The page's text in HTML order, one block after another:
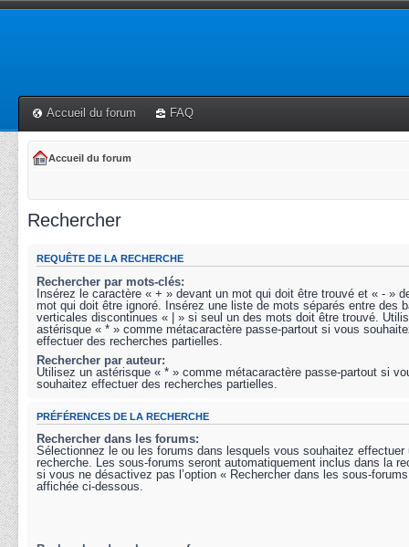
Accueil du forum FAQ
Accueil du forum
Rechercher
REQUÊTE DE LA RECHERCHE
Rechercher par mots-clés:
Insérez le caractère « + » devant un mot qui doit être trouvé et « - »
mot qui doit être ignoré. Insérez une liste de mots séparés entre des
verticales discontinues « | » si seul un des mots doit être trouvé.
astérisque « * » comme métacaractère passe-partout si vous
effectuer des recherches partielles.
Rechercher par auteur:
Utilisez un astérisque « * » comme métacaractère passe-partout si
souhaitez effectuer des recherches partielles.
PRÉFÉRENCES DE LA RECHERCHE
Rechercher dans les forums:
Sélectionnez le ou les forums dans lesquels vous souhaitez effectuer
recherche. Les sous-forums seront automatiquement inclus dans la
si vous ne désactivez pas l’option « Rechercher dans les sous-
affichée ci-dessous.